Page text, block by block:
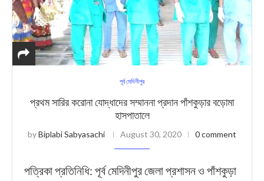
পূর্ব মেদিনীপুর
প্রথম সারির করোনা যোদ্ধাদের সম্মাননা প্রদান পাঁশকুড়ার বড়োমা
হাসপাতালে
byBiplabi Sabyasachi August 30, 2020 0 comment
পত্রিকা প্রতিনিধি: পূর্ব মেদিনীপুর জেলা প্রশাসন ও পাঁশকুড়া